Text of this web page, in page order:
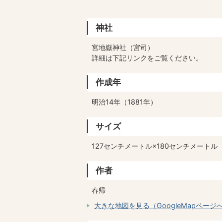
神社
宮地嶽神社（宮司）
詳細は下記リンクをご覧ください。
作成年
明治14年（1881年）
サイズ
127センチメートル×180センチメートル
作者
春帰
大きな地図を見る（GoogleMapページ